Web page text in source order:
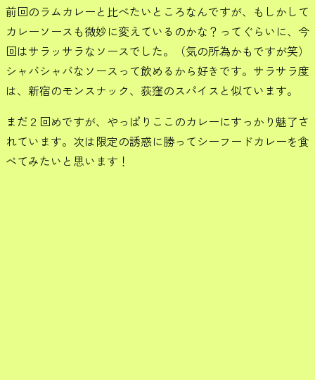
前回のラムカレーと比べたいところなんですが、もしかして
カレーソースも微妙に変えているのかな？ってぐらいに、今
回はサラッサラなソースでした。（気の所為かもですが笑）
シャバシャバなソースって飲めるから好きです。サラサラ度
は、新宿のモンスナック、荻窪のスパイスと似ています。
まだ２回めですが、やっぱりここのカレーにすっかり魅了さ
れています。次は限定の誘惑に勝ってシーフードカレーを食
べてみたいと思います！